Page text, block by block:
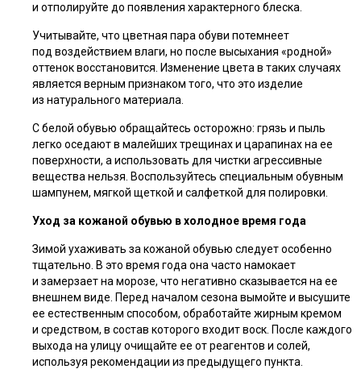
и отполируйте до появления характерного блеска.
Учитывайте, что цветная пара обуви потемнеет
под воздействием влаги, но после высыхания «родной»
оттенок восстановится. Изменение цвета в таких случаях
является верным признаком того, что это изделие
из натурального материала.
С белой обувью обращайтесь осторожно: грязь и пыль
легко оседают в малейших трещинах и царапинах на ее
поверхности, а использовать для чистки агрессивные
вещества нельзя. Воспользуйтесь специальным обувным
шампунем, мягкой щеткой и салфеткой для полировки.
Уход за кожаной обувью в холодное время года
Зимой ухаживать за кожаной обувью следует особенно
тщательно. В это время года она часто намокает
и замерзает на морозе, что негативно сказывается на ее
внешнем виде. Перед началом сезона вымойте и высушите
ее естественным способом, обработайте жирным кремом
и средством, в состав которого входит воск. После каждого
выхода на улицу очищайте ее от реагентов и солей,
используя рекомендации из предыдущего пункта.